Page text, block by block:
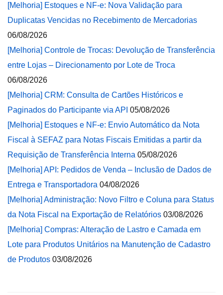
[Melhoria] Estoques e NF-e: Nova Validação para
Duplicatas Vencidas no Recebimento de Mercadorias
06/08/2026
[Melhoria] Controle de Trocas: Devolução de Transferência
entre Lojas – Direcionamento por Lote de Troca
06/08/2026
[Melhoria] CRM: Consulta de Cartões Históricos e
Paginados do Participante via API 05/08/2026
[Melhoria] Estoques e NF-e: Envio Automático da Nota
Fiscal à SEFAZ para Notas Fiscais Emitidas a partir da
Requisição de Transferência Interna 05/08/2026
[Melhoria] API: Pedidos de Venda – Inclusão de Dados de
Entrega e Transportadora 04/08/2026
[Melhoria] Administração: Novo Filtro e Coluna para Status
da Nota Fiscal na Exportação de Relatórios 03/08/2026
[Melhoria] Compras: Alteração de Lastro e Camada em
Lote para Produtos Unitários na Manutenção de Cadastro
de Produtos 03/08/2026